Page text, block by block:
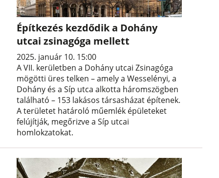
Építkezés kezdődik a Dohány
utcai zsinagóga mellett
2025. január 10. 15:00
A VII. kerületben a Dohány utcai Zsinagóga
mögötti üres telken – amely a Wesselényi, a
Dohány és a Síp utca alkotta háromszögben
található – 153 lakásos társasházat építenek.
A területet határoló műemlék épületeket
felújítják, megőrizve a Síp utcai
homlokzatokat.